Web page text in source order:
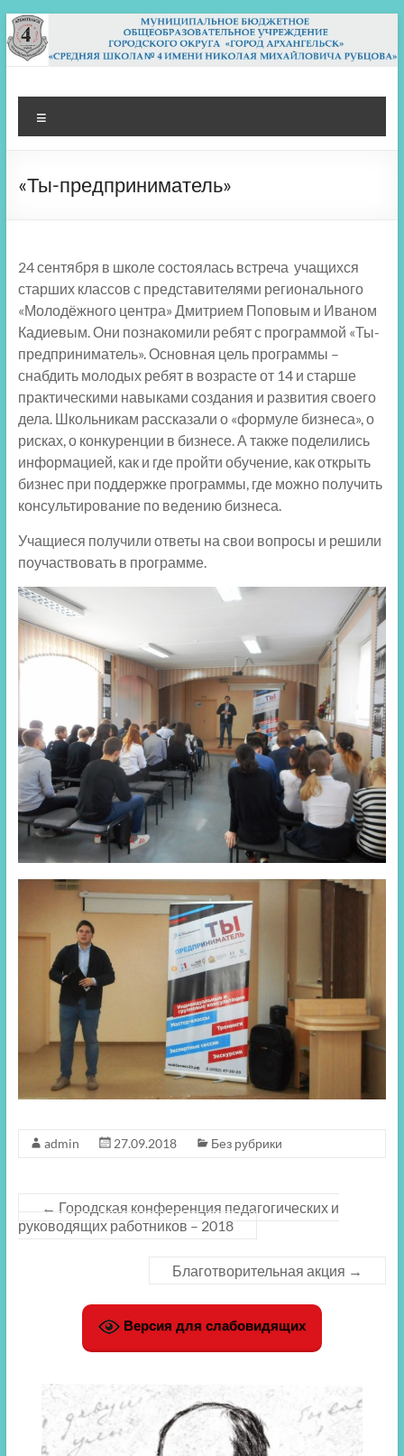
Перейти
к
содержимому
МБОУ СШ 4
Архангельск
«Ты-предприниматель»
24 сентября в школе состоялась встреча учащихся
старших классов с представителями регионального
«Молодёжного центра» Дмитрием Поповым и Иваном
Кадиевым. Они познакомили ребят с программой «Ты-
предприниматель». Основная цель программы –
снабдить молодых ребят в возрасте от 14 и старше
практическими навыками создания и развития своего
дела. Школьникам рассказали о «формуле бизнеса», о
рисках, о конкуренции в бизнесе. А также поделились
информацией, как и где пройти обучение, как открыть
бизнес при поддержке программы, где можно получить
консультирование по ведению бизнеса.
Учащиеся получили ответы на свои вопросы и решили
поучаствовать в программе.
admin 27.09.2018 Без рубрики
← Городская конференция педагогических и
руководящих работников – 2018
Благотворительная акция →
Версия для слабовидящих